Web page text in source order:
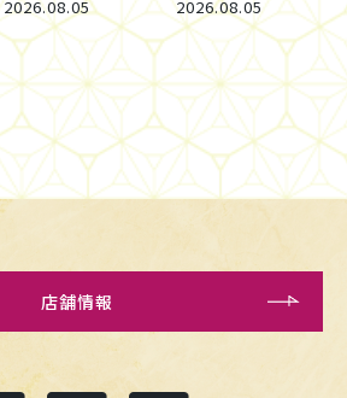
2026.08.05
2026.08.05
店舗情報